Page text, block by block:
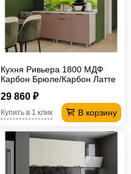
Кухня Ривьера 1800 МДФ
Карбон Брюле/Карбон Латте
29 860 ₽
В корзину
Купить в 1 клик